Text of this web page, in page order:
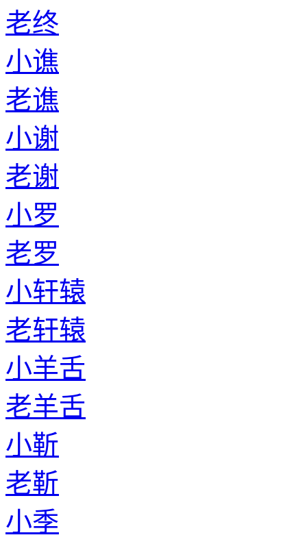
老终
小谯
老谯
小谢
老谢
小罗
老罗
小轩辕
老轩辕
小羊舌
老羊舌
小靳
老靳
小季